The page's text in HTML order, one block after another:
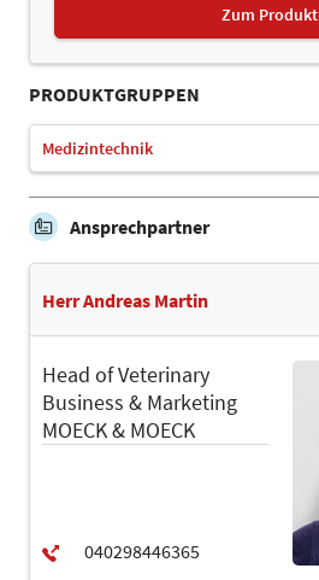
Zum Produkt
PRODUKTGRUPPEN
Medizintechnik
Ansprechpartner
Herr Andreas Martin
Head of Veterinary
Business & Marketing
MOECK & MOECK